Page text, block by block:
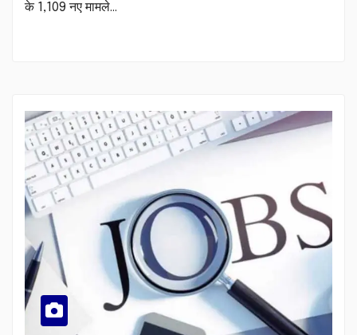
के 1,109 नए मामले…